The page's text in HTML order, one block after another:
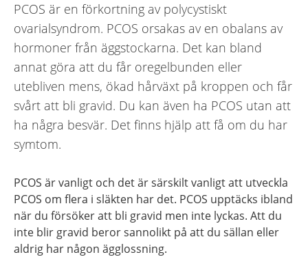
PCOS är en förkortning av polycystiskt
ovarialsyndrom. PCOS orsakas av en obalans av
hormoner från äggstockarna. Det kan bland
annat göra att du får oregelbunden eller
utebliven mens, ökad hårväxt på kroppen och får
svårt att bli gravid. Du kan även ha PCOS utan att
ha några besvär. Det finns hjälp att få om du har
symtom.
PCOS är vanligt och det är särskilt vanligt att utveckla
PCOS om flera i släkten har det. PCOS upptäcks ibland
när du försöker att bli gravid men inte lyckas. Att du
inte blir gravid beror sannolikt på att du sällan eller
aldrig har någon ägglossning.